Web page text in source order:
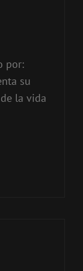
por:
su
de la vida